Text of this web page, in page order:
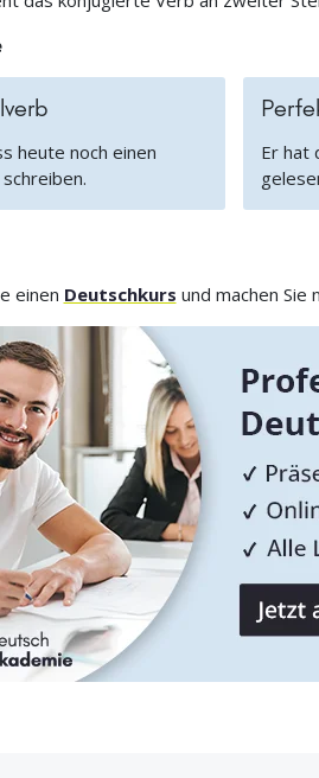
heute noch einen
Er hat
einen Deutschkurs und machen Sie